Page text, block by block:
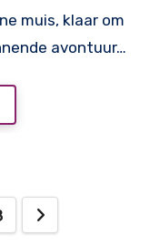
muis, klaar om
avontuur…